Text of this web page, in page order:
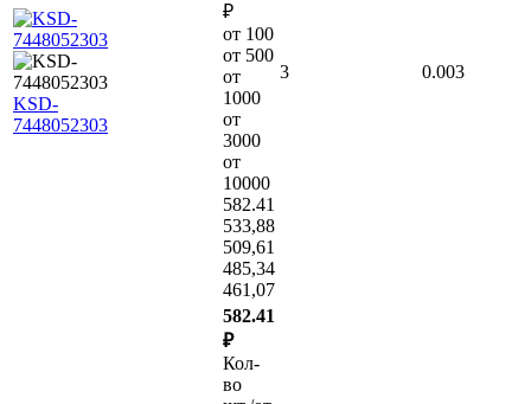
KSD-
7448052303
₽
от 100
от 500
от
1000
от
3000
от
10000
582.41
533,88
509,61
485,34
461,07
3 0.003
582.41
₽
Кол-
во